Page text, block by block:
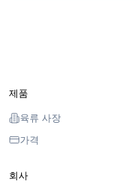
제품
육류 사장
가격
회사